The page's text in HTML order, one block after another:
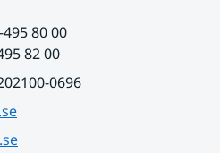
80 00
82 00
0696